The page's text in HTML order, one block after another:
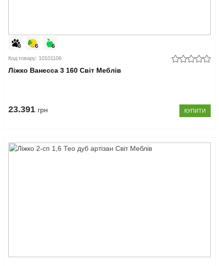
Код товару: 10101106
Ліжко Ванесса 3 160 Світ Меблів
23.391 грн КУПИТИ